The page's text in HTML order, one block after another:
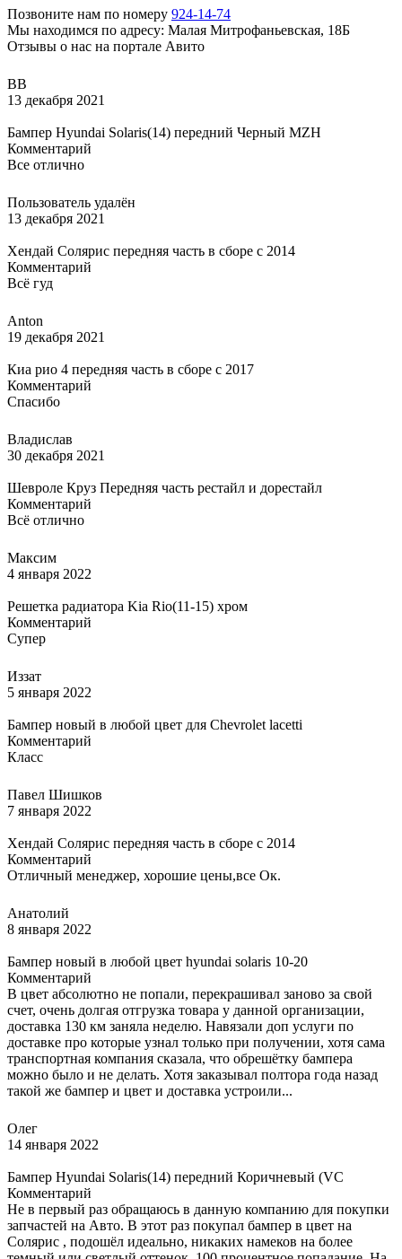
Позвоните нам по номеру 924-14-74
Мы находимся по адресу: Малая Митрофаньевская, 18Б
Отзывы о нас на портале Авито
ВВ
13 декабря 2021
Бампер Hyundai Solaris(14) передний Черный MZH
Комментарий
Все отлично
Пользователь удалён
13 декабря 2021
Хендай Солярис передняя часть в сборе с 2014
Комментарий
Всё гуд
Anton
19 декабря 2021
Киа рио 4 передняя часть в сборе с 2017
Комментарий
Спасибо
Владислав
30 декабря 2021
Шевроле Круз Передняя часть рестайл и дорестайл
Комментарий
Всё отлично
Максим
4 января 2022
Решетка радиатора Kia Rio(11-15) хром
Комментарий
Супер
Иззат
5 января 2022
Бампер новый в любой цвет для Chevrolet lacetti
Комментарий
Класс
Павел Шишков
7 января 2022
Хендай Солярис передняя часть в сборе с 2014
Комментарий
Отличный менеджер, хорошие цены,все Ок.
Анатолий
8 января 2022
Бампер новый в любой цвет hyundai solaris 10-20
Комментарий
В цвет абсолютно не попали, перекрашивал заново за свой
счет, очень долгая отгрузка товара у данной организации,
доставка 130 км заняла неделю. Навязали доп услуги по
доставке про которые узнал только при получении, хотя сама
транспортная компания сказала, что обрешётку бампера
можно было и не делать. Хотя заказывал полтора года назад
такой же бампер и цвет и доставка устроили...
Олег
14 января 2022
Бампер Hyundai Solaris(14) передний Коричневый (VC
Комментарий
Не в первый раз обращаюсь в данную компанию для покупки
запчастей на Авто. В этот раз покупал бампер в цвет на
Солярис , подошёл идеально, никаких намеков на более